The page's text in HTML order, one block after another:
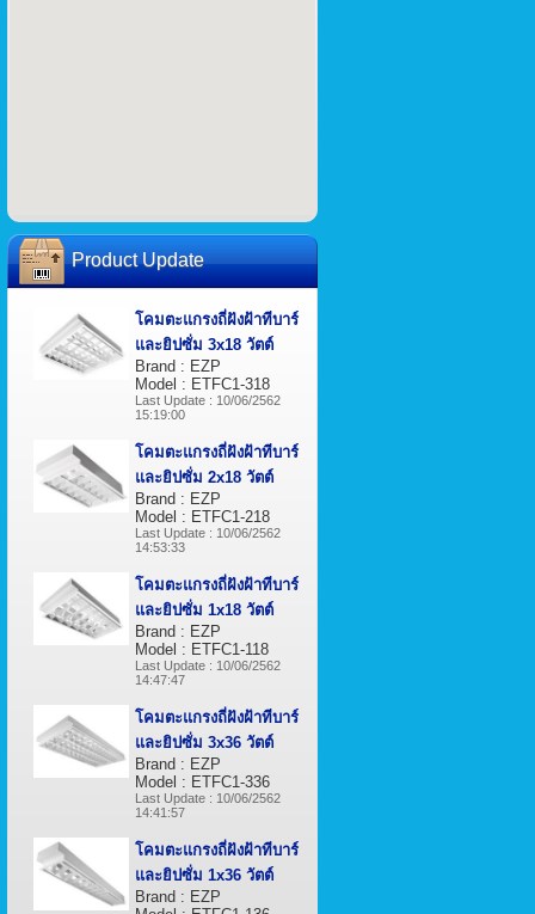
Product Update
โคมตะแกรงถี่ฝังฝ้าทีบาร์
และยิปซั่ม 3x18 วัตต์
Brand : EZP
Model : ETFC1-318
Last Update : 10/06/2562
15:19:00
โคมตะแกรงถี่ฝังฝ้าทีบาร์
และยิปซั่ม 2x18 วัตต์
Brand : EZP
Model : ETFC1-218
Last Update : 10/06/2562
14:53:33
โคมตะแกรงถี่ฝังฝ้าทีบาร์
และยิปซั่ม 1x18 วัตต์
Brand : EZP
Model : ETFC1-118
Last Update : 10/06/2562
14:47:47
โคมตะแกรงถี่ฝังฝ้าทีบาร์
และยิปซั่ม 3x36 วัตต์
Brand : EZP
Model : ETFC1-336
Last Update : 10/06/2562
14:41:57
โคมตะแกรงถี่ฝังฝ้าทีบาร์
และยิปซั่ม 1x36 วัตต์
Brand : EZP